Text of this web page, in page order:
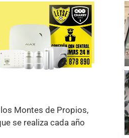
Montes de Propios,
se realiza cada año